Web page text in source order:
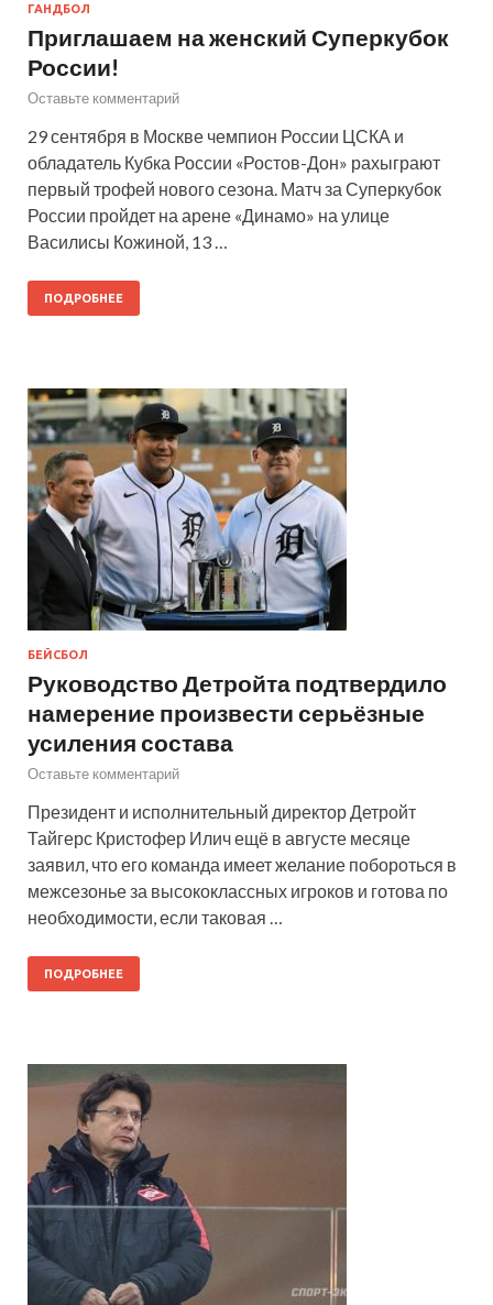
ГАНДБОЛ
Приглашаем на женский Суперкубок
России!
Оставьте комментарий
29 сентября в Москве чемпион России ЦСКА и
обладатель Кубка России «Ростов-Дон» рахыграют
первый трофей нового сезона. Матч за Суперкубок
России пройдет на арене «Динамо» на улице
Василисы Кожиной, 13 …
ПОДРОБНЕЕ
БЕЙСБОЛ
Руководство Детройта подтвердило
намерение произвести серьёзные
усиления состава
Оставьте комментарий
Президент и исполнительный директор Детройт
Тайгерс Кристофер Илич ещё в августе месяце
заявил, что его команда имеет желание побороться в
межсезонье за высококлассных игроков и готова по
необходимости, если таковая …
ПОДРОБНЕЕ